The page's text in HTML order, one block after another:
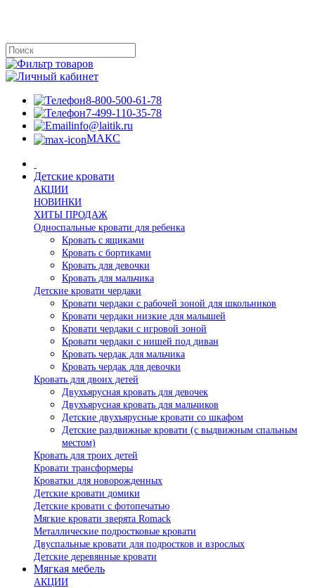
8-800-500-61-78
7-499-110-35-78
info@laitik.ru
МАКС
Детские кровати
АКЦИИ
НОВИНКИ
ХИТЫ ПРОДАЖ
Односпальные кровати для ребенка
Кровать с ящиками
Кровать с бортиками
Кровать для девочки
Кровать для мальчика
Детские кровати чердаки
Кровати чердаки с рабочей зоной для школьников
Кровати чердаки низкие для малышей
Кровати чердаки с игровой зоной
Кровати чердаки с нишей под диван
Кровать чердак для мальчика
Кровать чердак для девочки
Кровать для двоих детей
Двухъярусная кровать для девочек
Двухъярусная кровать для мальчиков
Детские двухъярусные кровати со шкафом
Детские раздвижные кровати (с выдвижным спальным
местом)
Кровать для троих детей
Кровати трансформеры
Кроватки для новорожденных
Детские кровати домики
Детские кровати с фотопечатью
Мягкие кровати зверята Romack
Металлические подростковые кровати
Двуспальные кровати для подростков и взрослых
Детские деревянные кровати
Мягкая мебель
АКЦИИ